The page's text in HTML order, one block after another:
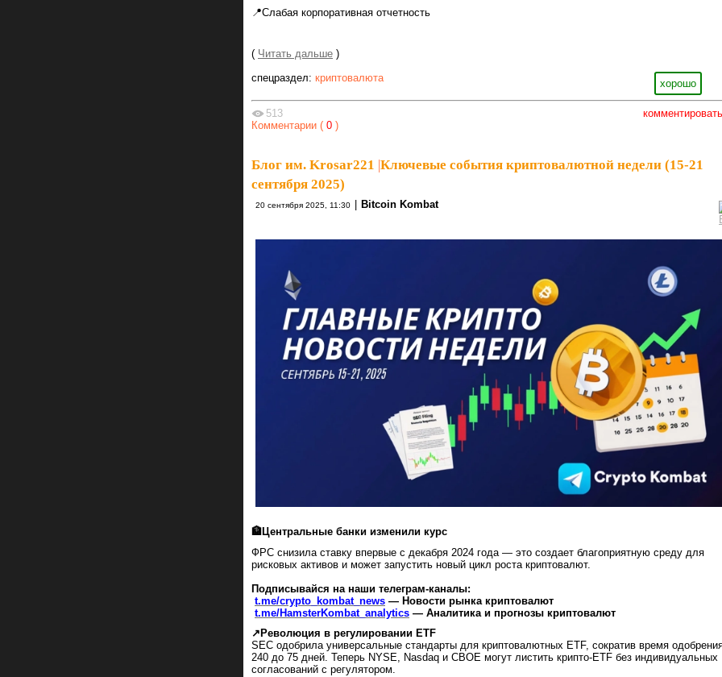
📍Слабая корпоративная отчетность
( Читать дальше )
хорошо
спецраздел: криптовалюта
комментировать
513
Комментарии ( 0 )
Блог им. Krosar221 |Ключевые события криптовалютной недели (15-21
сентября 2025)
20 сентября 2025, 11:30 Bitcoin Kombat
🏦Центральные банки изменили курс
ФРС снизила ставку впервые с декабря 2024 года — это создает благоприятную среду для
рисковых активов и может запустить новый цикл роста криптовалют.
Подписывайся на наши телеграм-каналы:
t.me/crypto_kombat_news — Новости рынка криптовалют
t.me/HamsterKombat_analytics — Аналитика и прогнозы криптовалют
↗️Революция в регулировании ETF
SEC одобрила универсальные стандарты для криптовалютных ETF, сократив время
240 до 75 дней. Теперь NYSE, Nasdaq и CBOE могут листить крипто-ETF без индивидуальных
согласований с регулятором.